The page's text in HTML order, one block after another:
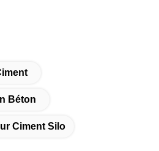
Béton
Ciment Silo